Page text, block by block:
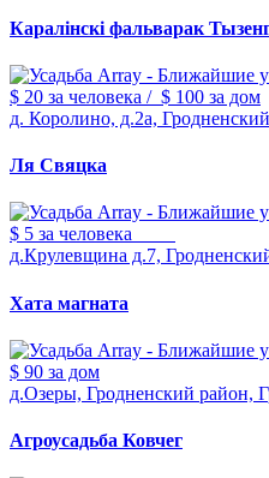
Каралiнскi фальварак
$ 20 за человека / $ 100 за дом
д. Королино, д.2а,
Ля Свяцка
$ 5 за человека
д.Крулевщина д.7,
Хата магната
$ 90 за дом
д.Озеры, Гродненский район,
Агроусадьба Ковчег